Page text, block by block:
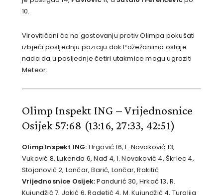
10.
Virovitičani će na gostovanju protiv Olimpa pokušati
izbjeći posljednju poziciju dok Požežanima ostaje
nada da u posljednje četiri utakmice mogu ugroziti
Meteor.
Olimp Inspekt ING – Vrijednosnice
Osijek 57:68 (13:16, 27:33, 42:51)
Olimp Inspekt ING: Hrgović 16, L. Novaković 13,
Vuković 8, Lukenda 6, Nađ 4, I. Novaković 4, Škrlec 4,
Stojanović 2, Lončar, Barić, Lončar, Rakitić
Vrijednosnice Osijek:Pandurić 30, Hrkač 13, R.
Kujundžić 7, Jakić 6, Radetić 4, M. Kujundžić 4, Turalija